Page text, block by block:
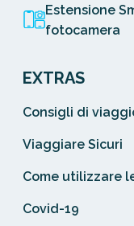
Estensione
fotocamera
EXTRAS
Consigli di
Viaggiare Sicuri
Come utilizzare
Covid-19